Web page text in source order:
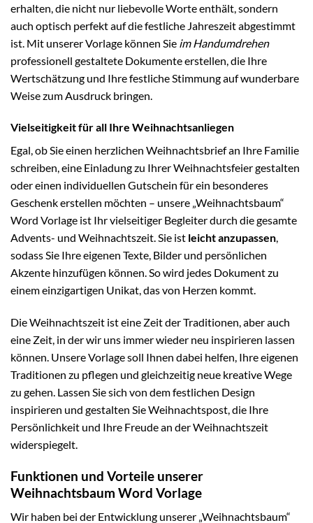
erhalten, die nicht nur liebevolle Worte enthält, sondern
auch optisch perfekt auf die festliche Jahreszeit abgestimmt
ist. Mit unserer Vorlage können Sie im Handumdrehen
professionell gestaltete Dokumente erstellen, die Ihre
Wertschätzung und Ihre festliche Stimmung auf wunderbare
Weise zum Ausdruck bringen.
Vielseitigkeit für all Ihre Weihnachtsanliegen
Egal, ob Sie einen herzlichen Weihnachtsbrief an Ihre Familie
schreiben, eine Einladung zu Ihrer Weihnachtsfeier gestalten
oder einen individuellen Gutschein für ein besonderes
Geschenk erstellen möchten – unsere „Weihnachtsbaum“
Word Vorlage ist Ihr vielseitiger Begleiter durch die gesamte
Advents- und Weihnachtszeit. Sie ist leicht anzupassen,
sodass Sie Ihre eigenen Texte, Bilder und persönlichen
Akzente hinzufügen können. So wird jedes Dokument zu
einem einzigartigen Unikat, das von Herzen kommt.
Die Weihnachtszeit ist eine Zeit der Traditionen, aber auch
eine Zeit, in der wir uns immer wieder neu inspirieren lassen
können. Unsere Vorlage soll Ihnen dabei helfen, Ihre eigenen
Traditionen zu pflegen und gleichzeitig neue kreative Wege
zu gehen. Lassen Sie sich von dem festlichen Design
inspirieren und gestalten Sie Weihnachtspost, die Ihre
Persönlichkeit und Ihre Freude an der Weihnachtszeit
widerspiegelt.
Funktionen und Vorteile unserer
Weihnachtsbaum Word Vorlage
Wir haben bei der Entwicklung unserer „Weihnachtsbaum“